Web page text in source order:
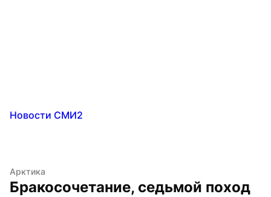
Новости СМИ2
Арктика
Бракосочетание, седьмой поход